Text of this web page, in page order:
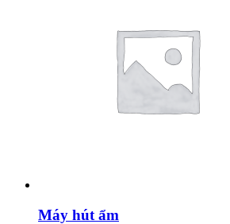
Máy hút ẩm